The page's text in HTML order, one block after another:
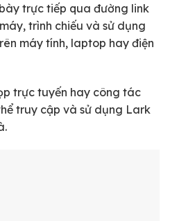
trực tiếp qua đường link
trình chiếu và sử dụng
máy tính, laptop hay điện
trực tuyến hay công tác
truy cập và sử dụng Lark